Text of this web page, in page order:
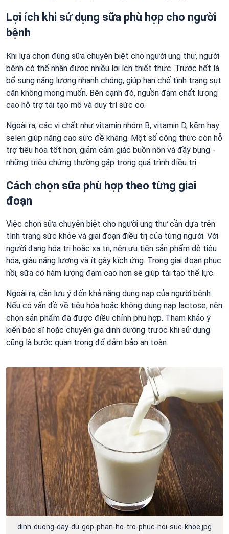
Lợi ích khi sử dụng sữa phù hợp cho người
bệnh
Khi lựa chọn đúng sữa chuyên biệt cho người ung thư, người
bệnh có thể nhận được nhiều lợi ích thiết thực. Trước hết là
bổ sung năng lượng nhanh chóng, giúp hạn chế tình trạng sụt
cân không mong muốn. Bên cạnh đó, nguồn đạm chất lượng
cao hỗ trợ tái tạo mô và duy trì sức cơ.
Ngoài ra, các vi chất như vitamin nhóm B, vitamin D, kẽm hay
selen giúp nâng cao sức đề kháng. Một số công thức còn hỗ
trợ tiêu hóa tốt hơn, giảm cảm giác buồn nôn và đầy bụng -
những triệu chứng thường gặp trong quá trình điều trị.
Cách chọn sữa phù hợp theo từng giai
đoạn
Việc chọn sữa chuyên biệt cho người ung thư cần dựa trên
tình trạng sức khỏe và giai đoạn điều trị của từng người. Với
người đang hóa trị hoặc xạ trị, nên ưu tiên sản phẩm dễ tiêu
hóa, giàu năng lượng và ít gây kích ứng. Trong giai đoạn phục
hồi, sữa có hàm lượng đạm cao hơn sẽ giúp tái tạo thể lực.
Ngoài ra, cần lưu ý đến khả năng dung nạp của người bệnh.
Nếu có vấn đề về tiêu hóa hoặc không dung nạp lactose, nên
chọn sản phẩm đã được điều chỉnh phù hợp. Tham khảo ý
kiến bác sĩ hoặc chuyên gia dinh dưỡng trước khi sử dụng
cũng là bước quan trọng để đảm bảo an toàn.
dinh-duong-day-du-gop-phan-ho-tro-phuc-hoi-suc-khoe.jpg